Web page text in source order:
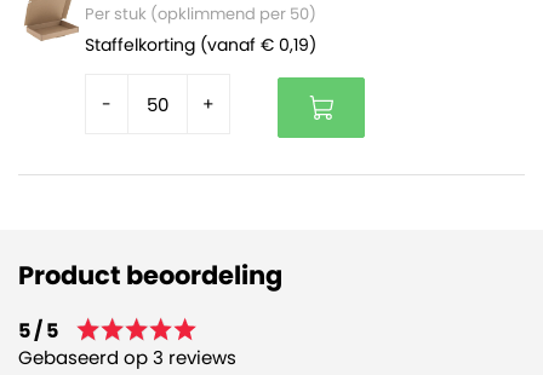
Per stuk (opklimmend per 50)
Staffelkorting (vanaf € 0,19)
- +
Product beoordeling
5 / 5
Gebaseerd op 3 reviews